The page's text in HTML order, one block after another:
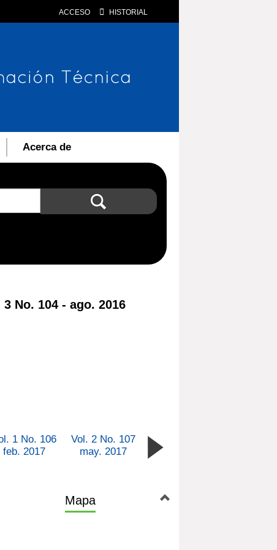
ACCESO HISTORIAL
Acerca de
3 No. 104 - ago. 2016
1 No. 106
feb. 2017
Vol. 2 No. 107
may. 2017
Mapa